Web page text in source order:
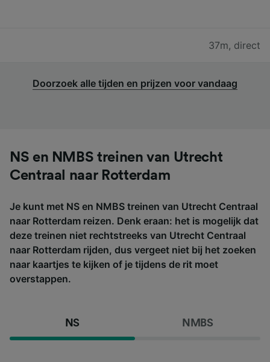
37m, direct
Doorzoek alle tijden en prijzen voor vandaag
NS en NMBS treinen van Utrecht
Centraal naar Rotterdam
Je kunt met NS en NMBS treinen van Utrecht Centraal
naar Rotterdam reizen. Denk eraan: het is mogelijk dat
deze treinen niet rechtstreeks van Utrecht Centraal
naar Rotterdam rijden, dus vergeet niet bij het zoeken
naar kaartjes te kijken of je tijdens de rit moet
overstappen.
NS NMBS